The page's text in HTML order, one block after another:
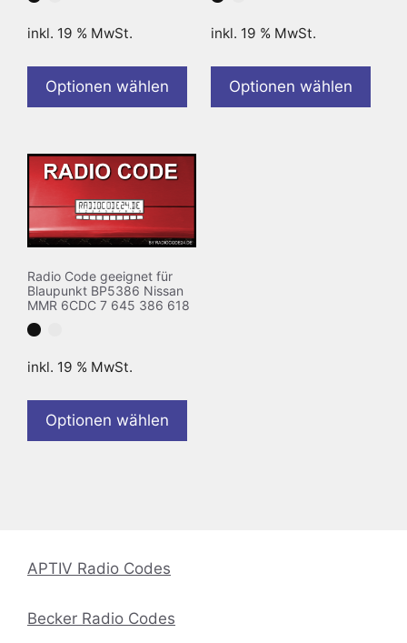
inkl. 19 % MwSt.
Optionen wählen
inkl. 19 % MwSt.
Optionen wählen
Radio Code geeignet für
Blaupunkt BP5386 Nissan
MMR 6CDC 7 645 386 618
inkl. 19 % MwSt.
Optionen wählen
APTIV Radio Codes
Becker Radio Codes